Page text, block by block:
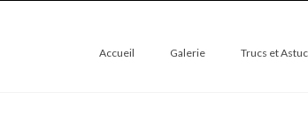
Accueil Galerie Trucs et